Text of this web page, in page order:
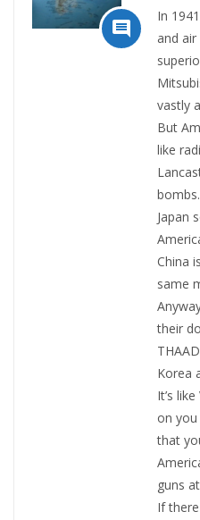

In
and
vastly
But
like
bombs.
Japan
China
same
their
Korea
It’s
on you
that
guns
If